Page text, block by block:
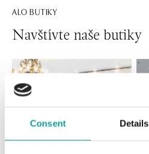
Consent Details
ALO BUTIKY
Navštívte naše butiky